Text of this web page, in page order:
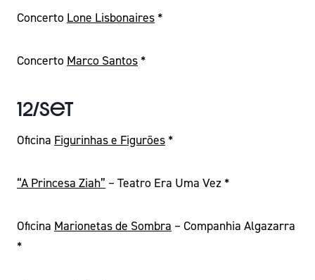
Concerto Lone Lisbonaires *
Concerto Marco Santos *
12/Set
Oficina Figurinhas e Figurões *
“A Princesa Ziah” – Teatro Era Uma Vez *
Oficina Marionetas de Sombra – Companhia Algazarra
*